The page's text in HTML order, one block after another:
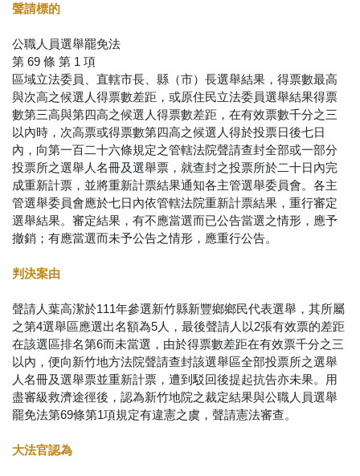
聲請標的
公職人員選舉罷免法
第 69 條 第 1 項
區域立法委員、直轄市長、縣（市）長選舉結果，得票數最高
與次高之候選人得票數差距，或原住民立法委員選舉結果得票
數第三高與第四高之候選人得票數差距，在有效票數千分之三
以內時，次高票或得票數第四高之候選人得於投票日後七日
內，向第一百二十六條規定之管轄法院聲請查封全部或一部分
投票所之選舉人名冊及選舉票，就查封之投票所於二十日內完
成重新計票，並將重新計票結果通知各主管選舉委員會。各主
管選舉委員會應於七日內依管轄法院重新計票結果，重行審定
選舉結果。審定結果，有不應當選而已公告當選之情形，應予
撤銷；有應當選而未予公告之情形，應重行公告。
判決案由
聲請人葉高潔於111年參選新竹縣新豐鄉鄉民代表選舉，其所屬
之第4選舉區應選出名額為5人，最後聲請人以2張有效票的差距
在該選區排名第6而未當選，由於得票數差距在有效票千分之三
以內，便向新竹地方法院聲請查封該選舉區全部投票所之選舉
人名冊及選舉票並重新計票，遭到駁回後提起抗告亦未果。用
盡審級救濟途徑後，認為新竹地院之裁定結果與公職人員選舉
罷免法第69條第1項規定有違憲之虞，聲請憲法審查。
大法官認為